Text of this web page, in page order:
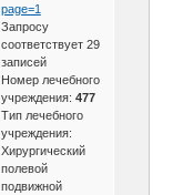
page=1
Запросу
соответствует 29
записей
Номер лечебного
учреждения: 477
Тип лечебного
учреждения:
Хирургический
полевой
подвижной